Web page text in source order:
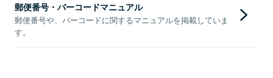
郵便番号・バーコードマニュアル
郵便番号や、バーコードに関するマニュアルを掲載していま
す。